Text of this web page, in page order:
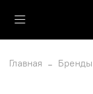
Главная Бренды